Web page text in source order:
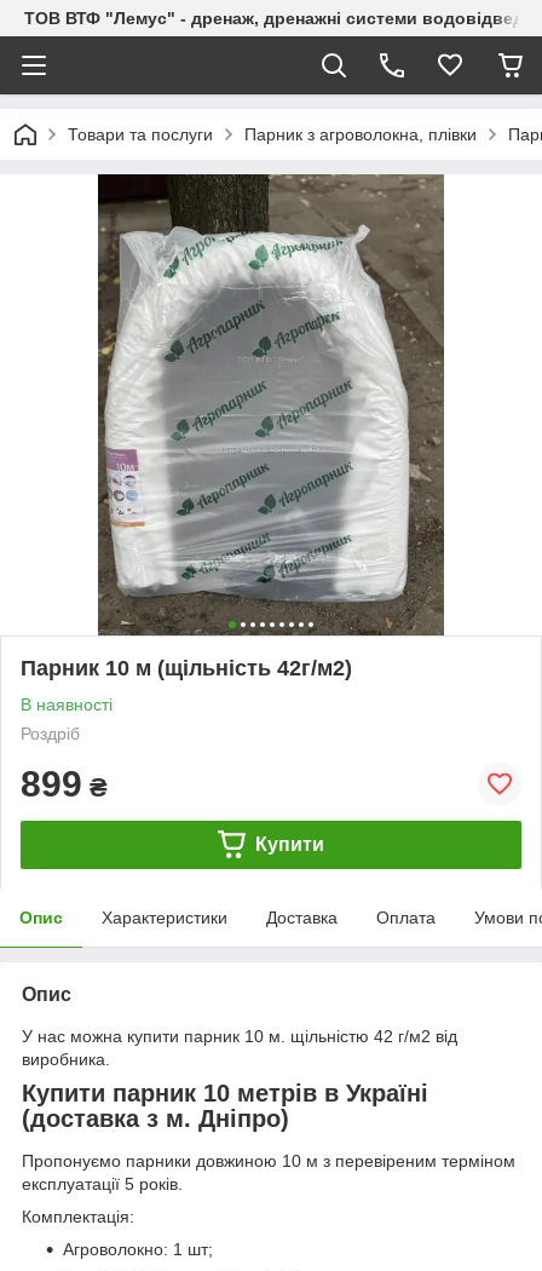
ТОВ ВТФ "Лемус" - дренаж, дренажні системи
Товари та послуги Парник з агроволокна, плівки
Парник 10 м (щільність 42г/м2)
В наявності
Роздріб
899 ₴
Купити
Опис Характеристики Доставка Оплата Умови
Опис
У нас можна купити парник 10 м. щільністю 42 г/м2 від
виробника.
Купити парник 10 метрів в Україні
(доставка з м. Дніпро)
Пропонуємо парники довжиною 10 м з перевіреним терміном
експлуатації 5 років.
Комплектація:
Агроволокно: 1 шт;